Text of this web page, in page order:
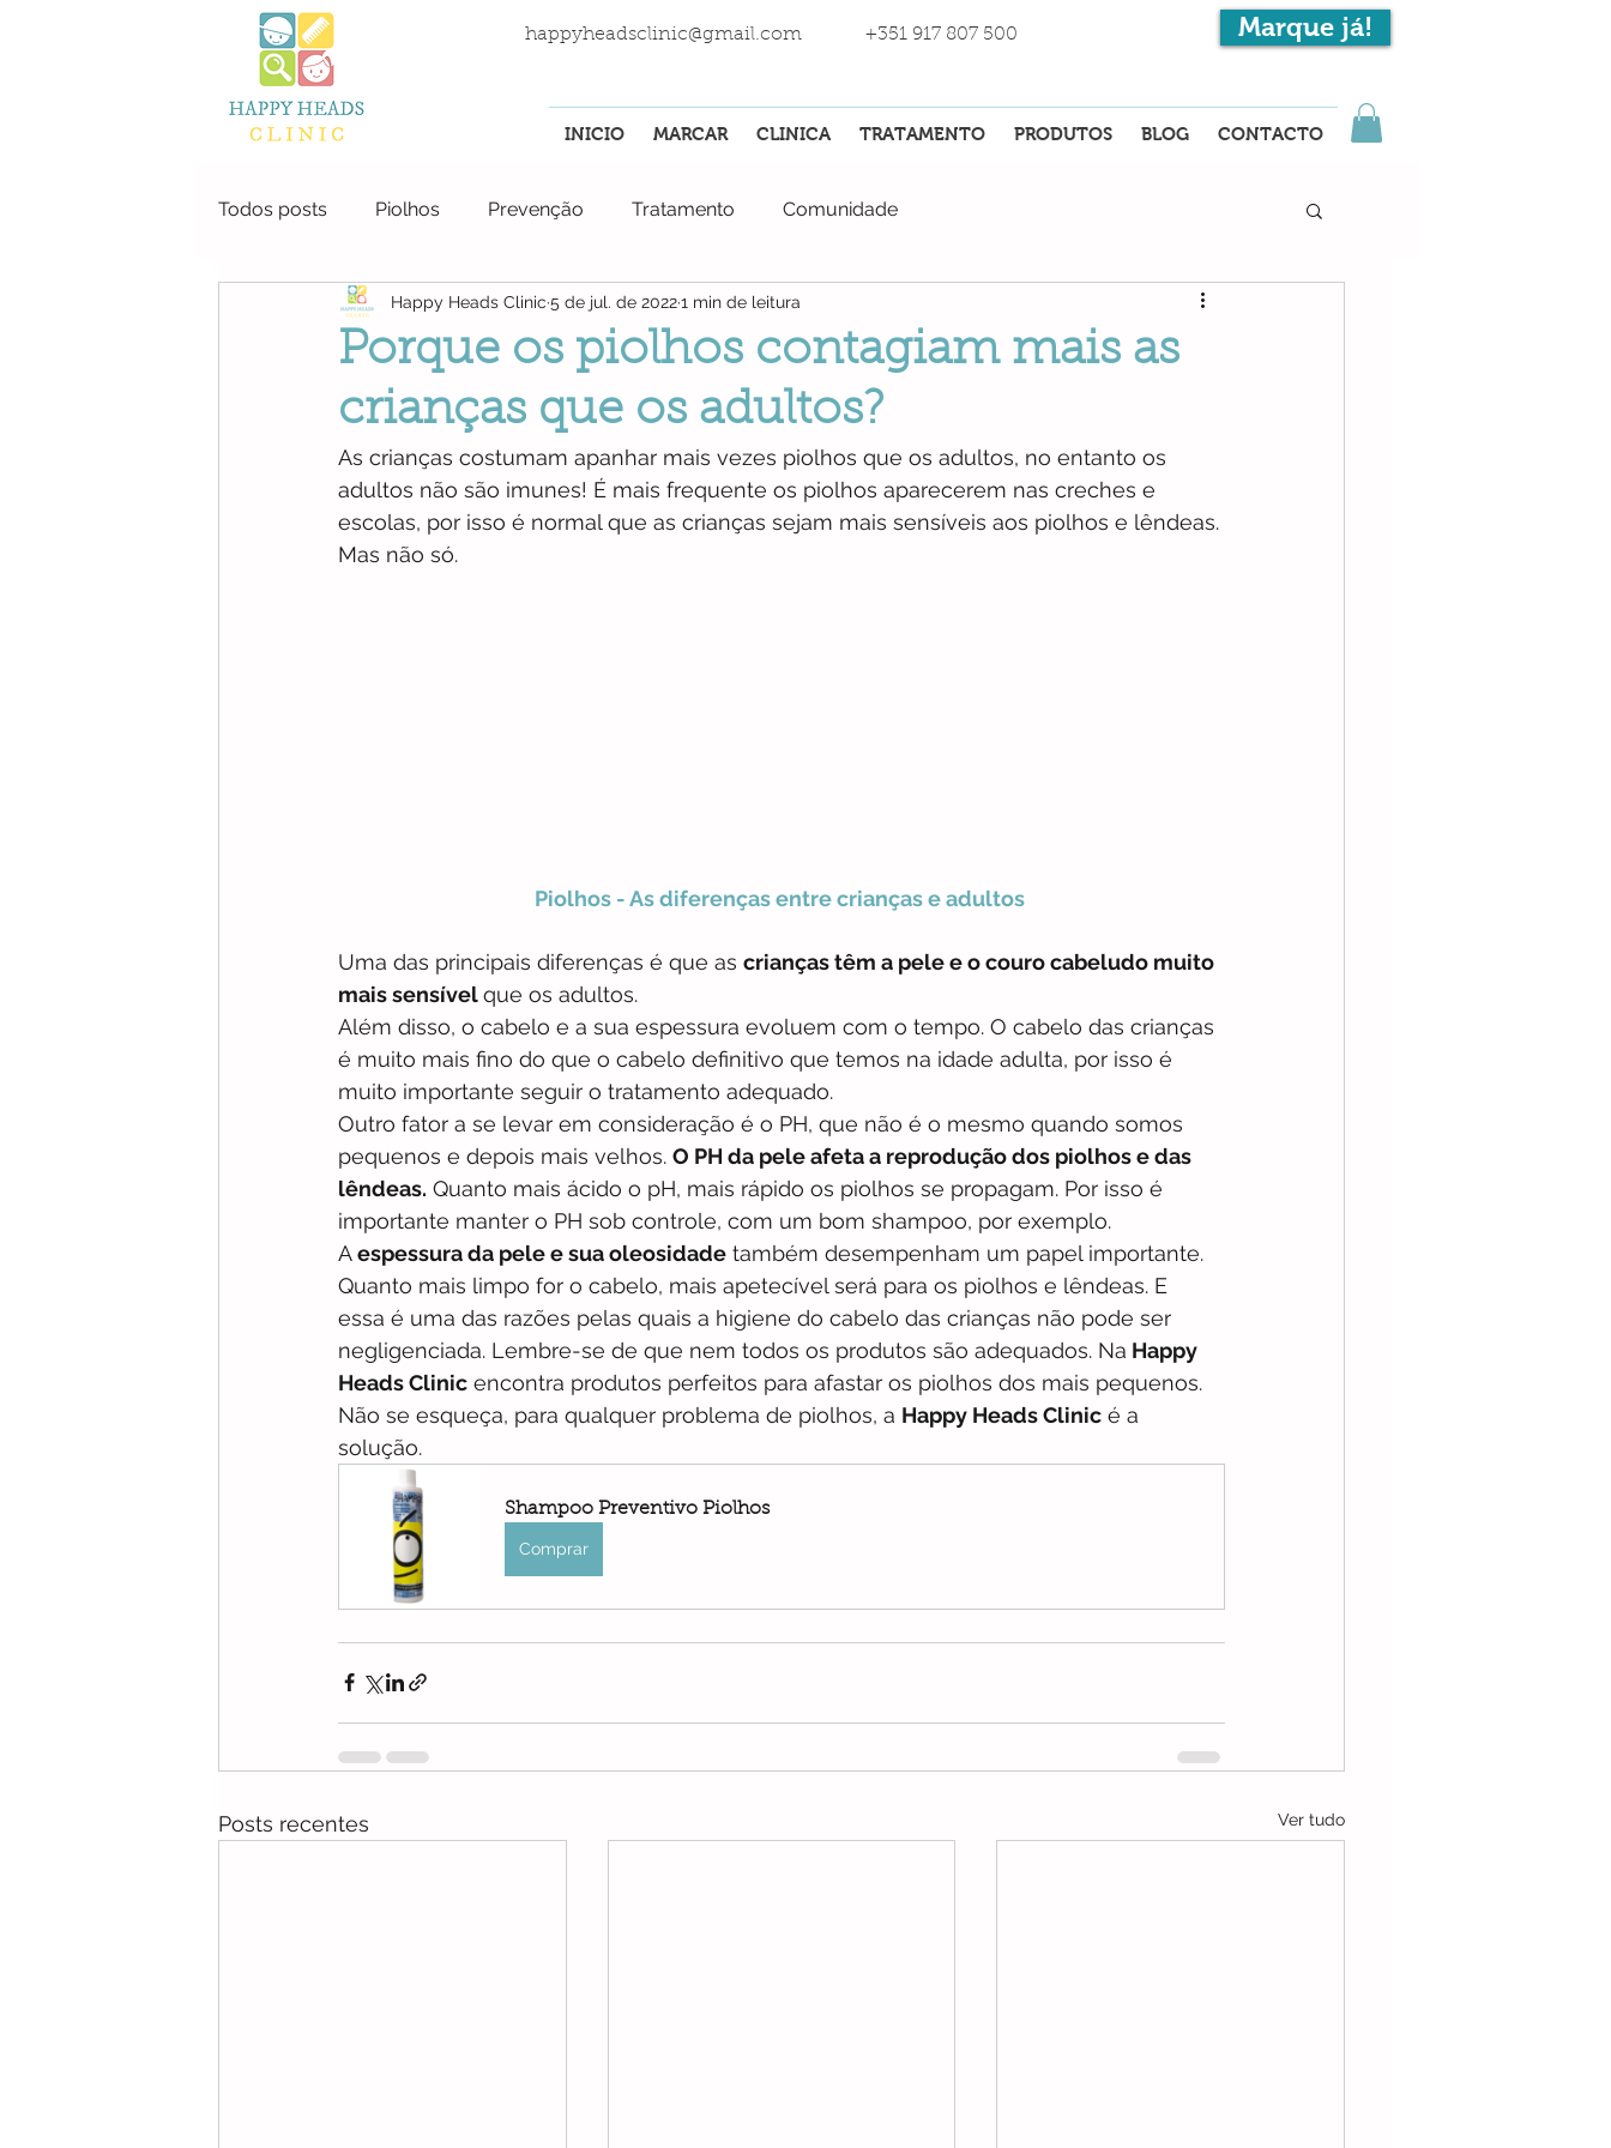
happyheadsclinic@gmail.com +351 917 807 500
EN
Marque já!
INICIO MARCAR CLINICA TRATAMENTO PRODUTOS BLOG CONTACTO
Todos posts Piolhos Prevenção Tratamento Comunidade
Porque os piolhos contagiam mais as
crianças que os adultos?
Happy Heads Clinic 5 de jul. de 20221 min de leitura
As crianças costumam apanhar mais vezes piolhos que os adultos, no entanto os
adultos não são imunes! É mais frequente os piolhos aparecerem nas creches e
escolas, por isso é normal que as crianças sejam mais sensíveis aos piolhos e lêndeas.
Mas não só.
Piolhos - As diferenças entre crianças e adultos
Uma das principais diferenças é que as crianças têm a pele e o couro cabeludo muito
mais sensível que os adultos.
Além disso, o cabelo e a sua espessura evoluem com o tempo. O cabelo das crianças
é muito mais fino do que o cabelo definitivo que temos na idade adulta, por isso é
muito importante seguir o tratamento adequado.
Outro fator a se levar em consideração é o PH, que não é o mesmo quando somos
pequenos e depois mais velhos. O PH da pele afeta a reprodução dos piolhos e das
lêndeas. Quanto mais ácido o pH, mais rápido os piolhos se propagam. Por isso é
importante manter o PH sob controle, com um bom shampoo, por exemplo.
A espessura da pele e sua oleosidade também desempenham um papel importante.
Quanto mais limpo for o cabelo, mais apetecível será para os piolhos e lêndeas. E
essa é uma das razões pelas quais a higiene do cabelo das crianças não pode ser
negligenciada. Lembre-se de que nem todos os produtos são adequados. Na Happy
Heads Clinic encontra produtos perfeitos para afastar os piolhos dos mais pequenos.
Não se esqueça, para qualquer problema de piolhos, a Happy Heads Clinic é a
solução.
Shampoo Preventivo Piolhos
Comprar
Posts recentes Ver tudo